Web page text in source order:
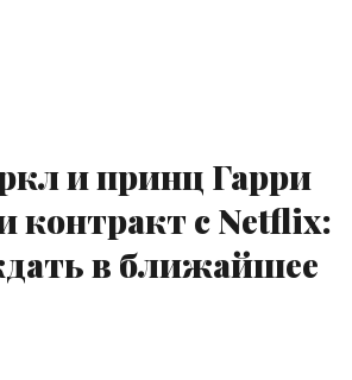
и принц Гарри
контракт с Netflix:
в ближайшее